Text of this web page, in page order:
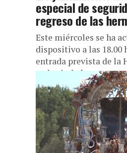
especial de
regreso de las
Este miércoles se ha
dispositivo a las 18.00
entrada prevista de la
en la ciudad.